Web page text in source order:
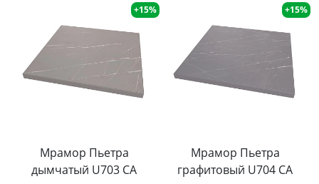
+15%
Мрамор Пьетра
дымчатый U703 CA
+15%
Мрамор Пьетра
графитовый U704 CA